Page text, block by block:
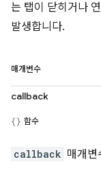
는 탭이 닫히거나
발생합니다.
매개변수
callback
함수
callback 매개변